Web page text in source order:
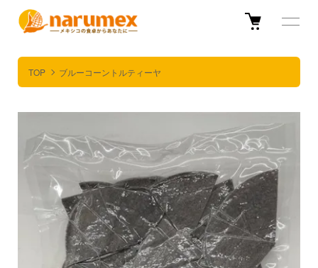
TOP ブルーコーントルティーヤ